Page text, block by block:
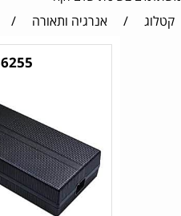
קטלוג / אנרגיה ותאורה /